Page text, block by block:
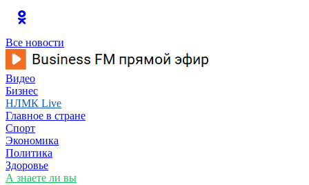
Все новости
Видео
Бизнес
НЛМК Live
Главное в стране
Спорт
Экономика
Политика
Здоровье
А знаете ли вы